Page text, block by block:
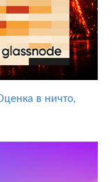
в ничто,